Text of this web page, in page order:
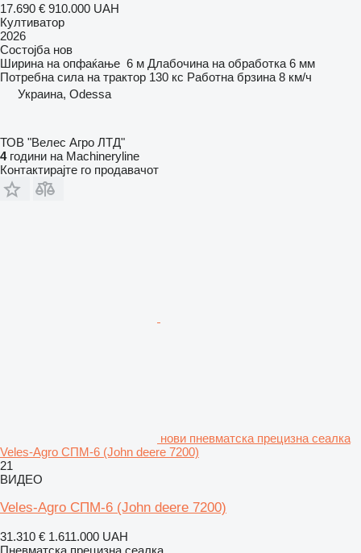
17.690 € 910.000 UAH
Култиватор
2026
Состојба нов
Ширина на опфаќање 6 м Длабочина на обработка 6 мм
Потребна сила на трактор 130 кс Работна брзина 8 км/ч
Украина, Odessa
ТОВ "Велес Агро ЛТД"
4години на Machineryline
Контактирајте го продавачот
нови пневматска прецизна сеалка
Veles-Agro СПМ-6 (John deere 7200)
21
ВИДЕО
Veles-Agro СПМ-6 (John deere 7200)
31.310 € 1.611.000 UAH
Пневматска прецизна сеалка